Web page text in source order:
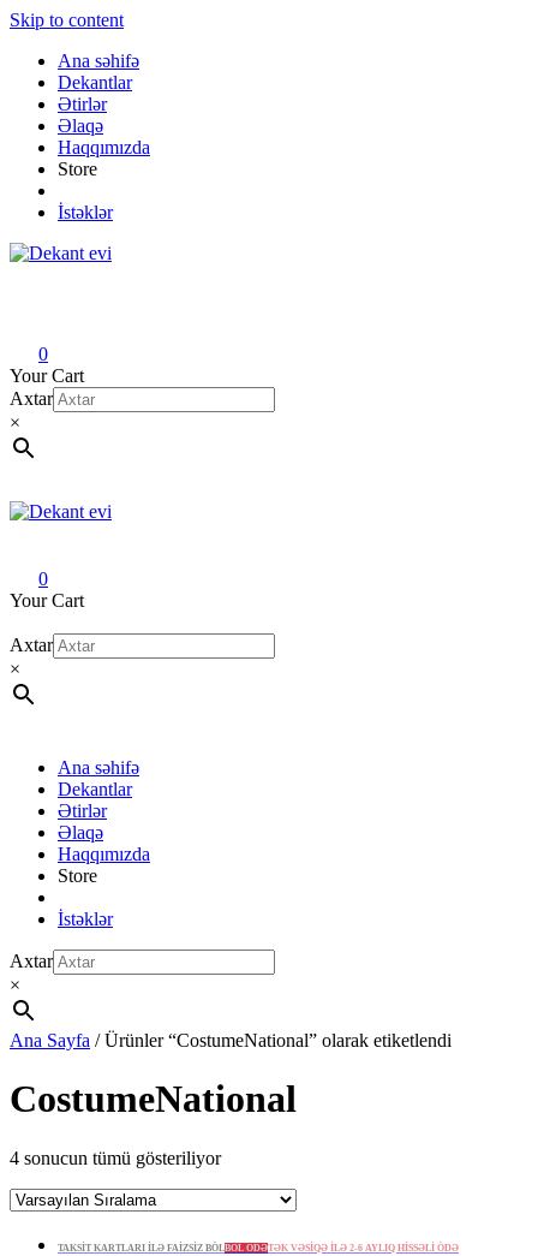
Skip to content
Ana səhifə
Dekantlar
Ətirlər
Əlaqə
Haqqımızda
Store
İstəklər
0
Your Cart
Axtar
×
0
Your Cart
Axtar
×
Ana səhifə
Dekantlar
Ətirlər
Əlaqə
Haqqımızda
Store
İstəklər
Axtar
×
Ana Sayfa / Ürünler “CostumeNational” olarak etiketlendi
CostumeNational
4 sonucun tümü gösteriliyor
TAKSİT KARTLARI İLƏ FAİZSİZ BÖLBÖL ÖDƏTƏK VƏSİQƏ İLƏ 2-6 AYLIQ HİSSƏLİ ÖDƏ